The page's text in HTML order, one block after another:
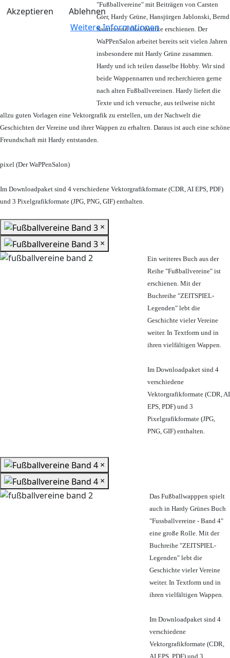
Akzeptieren
Ablehnen
Weitere Informationen
"Fußballvereine" mit Beiträgen von Carsten
Gier, Hardy Grüne, Hansjürgen Jablonski, Bernd
Sautter und Olaf Wuttke erschienen. Der
WaPPenSalon arbeitet bereits seit vielen Jahren
insbesondere mit Hardy Grüne zusammen.
Hardy und ich teilen dasselbe Hobby. Wir sind
beide Wappennarren und recherchieren gerne
nach alten Fußballvereinen. Hardy liefert die
Texte und ich versuche, aus teilweise nicht
allzu guten Vorlagen eine Vektorgrafik zu erstellen, um der Nachwelt die
Geschichten der Vereine und ihrer Wappen zu erhalten. Daraus ist auch eine schöne
Freundschaft mit Hardy entstanden.
pixel (Der WaPPenSalon)
Im Downloadpaket sind 4 verschiedene Vektorgrafikformate (CDR, AI EPS, PDF)
und 3 Pixelgrafikformate (JPG, PNG, GIF) enthalten.
×
×
Ein weiteres Buch aus der
Reihe "Fußballvereine" ist
erschienen. Mit der
Buchreihe "ZEITSPIEL-
Legenden" lebt die
Geschichte vieler Vereine
weiter. In Textform und in
ihren vielfältigen Wappen.
Im Downloadpaket sind 4
verschiedene
Vektorgrafikformate (CDR, AI
EPS, PDF) und 3
Pixelgrafikformate (JPG,
PNG, GIF) enthalten.
×
×
Das Fußballwapppen spielt
auch in Hardy Grünes Buch
"Fussballvereine - Band 4"
eine große Rolle. Mit der
Buchreihe "ZEITSPIEL-
Legenden" lebt die
Geschichte vieler Vereine
weiter. In Textform und in
ihren vielfältigen Wappen.
Im Downloadpaket sind 4
verschiedene
Vektorgrafikformate (CDR,
AI EPS, PDF) und 3